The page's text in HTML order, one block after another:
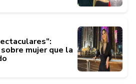
mujer que la